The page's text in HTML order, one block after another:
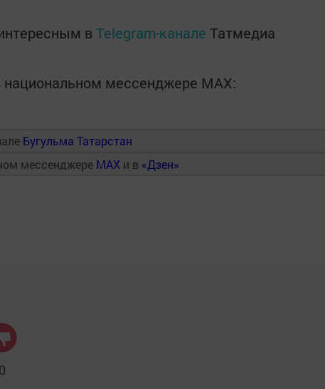
в Telegram-канале Татмедиа
национальном мессенджере MАХ:
Бугульма Татарстан
мессенджере MAX и в «Дзен»
0